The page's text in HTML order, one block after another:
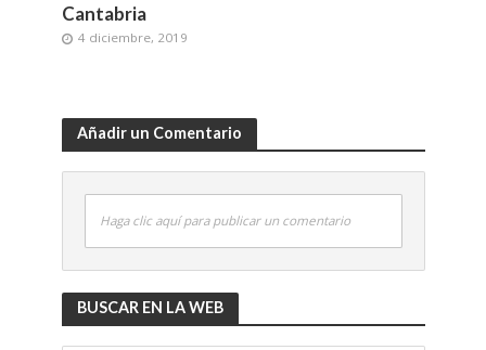
Cantabria
4 diciembre, 2019
Añadir un Comentario
Haga clic aquí para publicar un comentario
BUSCAR EN LA WEB